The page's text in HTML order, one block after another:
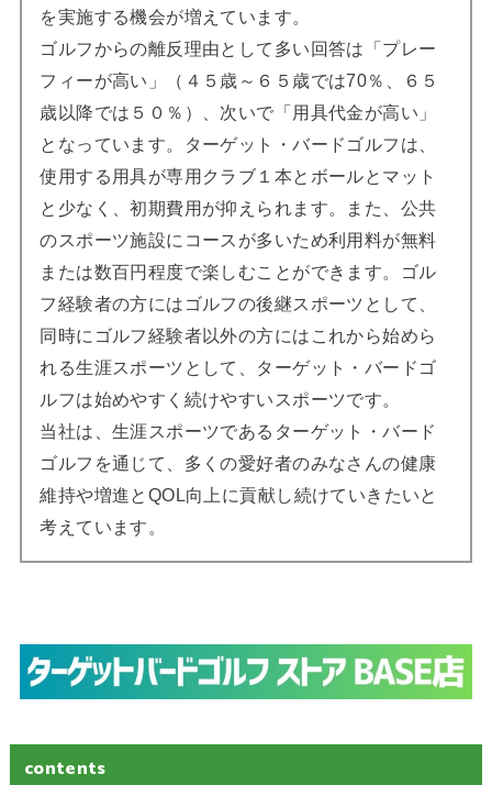
を実施する機会が増えています。
ゴルフからの離反理由として多い回答は「プレー
フィーが高い」（４５歳～６５歳では70％、６５
歳以降では５０％）、次いで「用具代金が高い」
となっています。ターゲット・バードゴルフは、
使用する用具が専用クラブ１本とボールとマット
と少なく、初期費用が抑えられます。また、公共
のスポーツ施設にコースが多いため利用料が無料
または数百円程度で楽しむことができます。ゴル
フ経験者の方にはゴルフの後継スポーツとして、
同時にゴルフ経験者以外の方にはこれから始めら
れる生涯スポーツとして、ターゲット・バードゴ
ルフは始めやすく続けやすいスポーツです。
当社は、生涯スポーツであるターゲット・バード
ゴルフを通じて、多くの愛好者のみなさんの健康
維持や増進とQOL向上に貢献し続けていきたいと
考えています。
contents